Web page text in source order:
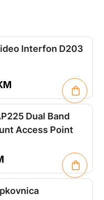
Interfon D203
Dual Band
Access Point